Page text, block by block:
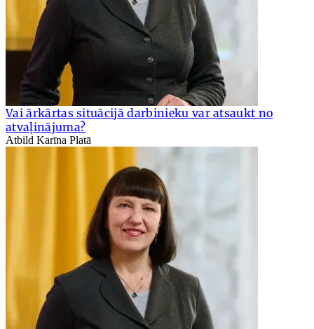
Vai ārkārtas situācijā darbinieku var atsaukt no
atvaļinājuma?
Atbild Karīna Platā